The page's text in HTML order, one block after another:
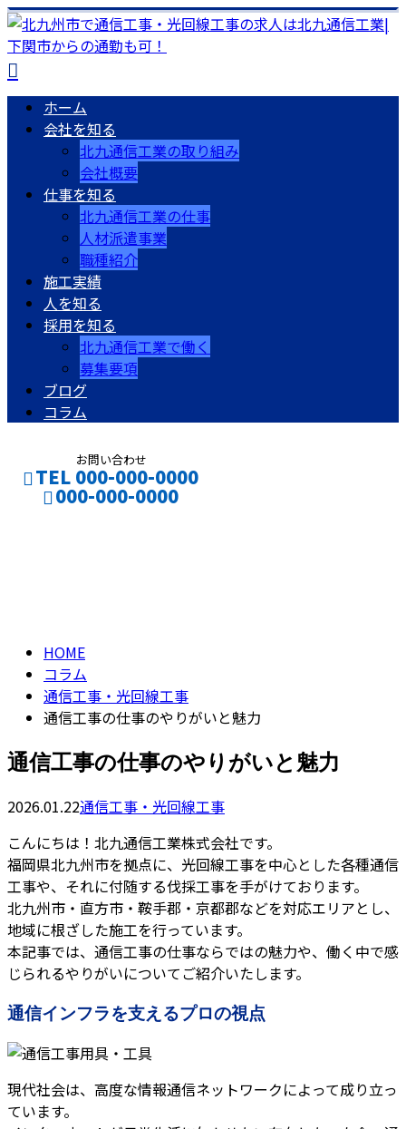
ホーム
会社を知る
北九通信工業の取り組み
会社概要
仕事を知る
北九通信工業の仕事
人材派遣事業
職種紹介
施工実績
人を知る
採用を知る
北九通信工業で働く
募集要項
ブログ
コラム
お問い合わせ
TEL 000-000-0000
000-000-0000
HOME
コラム
通信工事・光回線工事
通信工事の仕事のやりがいと魅力
通信工事の仕事のやりがいと魅力
2026.01.22通信工事・光回線工事
こんにちは！北九通信工業株式会社です。
福岡県北九州市を拠点に、光回線工事を中心とした各種通信
工事や、それに付随する伐採工事を手がけております。
北九州市・直方市・鞍手郡・京都郡などを対応エリアとし、
地域に根ざした施工を行っています。
本記事では、通信工事の仕事ならではの魅力や、働く中で感
じられるやりがいについてご紹介いたします。
通信インフラを支えるプロの視点
現代社会は、高度な情報通信ネットワークによって成り立っ
ています。